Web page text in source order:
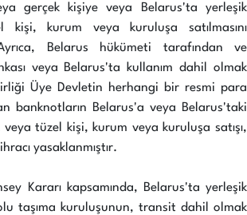
gerçek kişiye veya Belarus'ta yerleşik
kurum veya kuruluşa satılmasını
Belarus hükümeti tarafından ve
veya Belarus'ta kullanım dahil olmak
Üye Devletin herhangi bir resmi para
banknotların Belarus'a veya Belarus'taki
tüzel kişi, kurum veya kuruluşa satışı,
yasaklanmıştır.
Kararı kapsamında, Belarus'ta yerleşik
taşıma kuruluşunun, transit dahil olmak